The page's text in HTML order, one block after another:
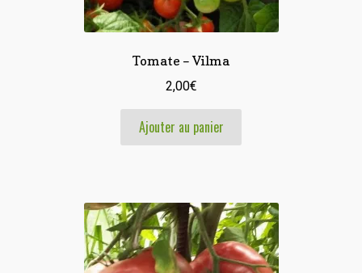
Tomate – Vilma
2,00€
Ajouter au panier